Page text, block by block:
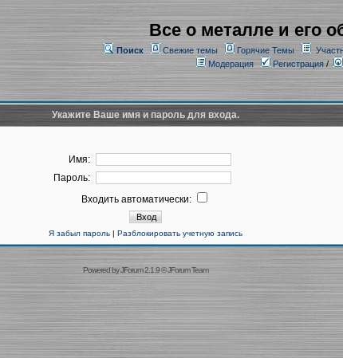
Все о металле и его
Поиск Свежие темы Горячие Темы
Модерация
Регистрация/
Укажите Ваше имя и пароль для входа.
Имя:
Пароль:
Входить автоматически:
Я забыл пароль| Разблокировать учетную запись
Powered byJForum 2.1.9©JForum Team